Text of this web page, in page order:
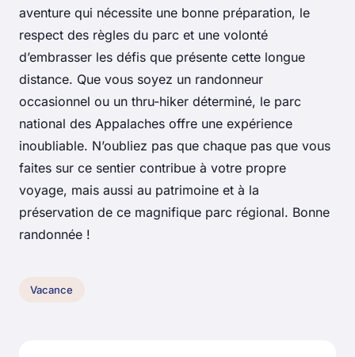
aventure qui nécessite une bonne préparation, le
respect des règles du parc et une volonté
d’embrasser les défis que présente cette longue
distance. Que vous soyez un randonneur
occasionnel ou un thru-hiker déterminé, le parc
national des Appalaches offre une expérience
inoubliable. N’oubliez pas que chaque pas que vous
faites sur ce sentier contribue à votre propre
voyage, mais aussi au patrimoine et à la
préservation de ce magnifique parc régional. Bonne
randonnée !
Vacance